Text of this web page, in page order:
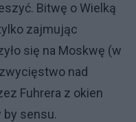
Bitwę o Wielką
zajmując
się na Moskwę (w
nad
Fuhrera z okien
by sensu.